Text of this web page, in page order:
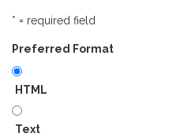
* = required field
Preferred Format
HTML
Text